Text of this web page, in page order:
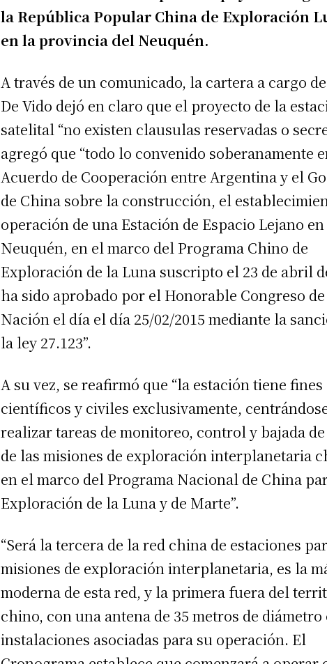
la República Popular China de Exploración
en la provincia del Neuquén.
A través de un comunicado, la cartera a cargo
De Vido dejó en claro que el proyecto de la
satelital “no existen clausulas reservadas o
agregó que “todo lo convenido soberanamente
Acuerdo de Cooperación entre Argentina y el
de China sobre la construcción, el
operación de una Estación de Espacio Lejano en
Neuquén, en el marco del Programa Chino de
Exploración de la Luna suscripto el 23 de abril
ha sido aprobado por el Honorable Congreso
Nación el día el día 25/02/2015 mediante la
la ley 27.123”.
A su vez, se reafirmó que “la estación tiene fines
científicos y civiles exclusivamente,
realizar tareas de monitoreo, control y bajada
de las misiones de exploración interplanetaria
en el marco del Programa Nacional de China
Exploración de la Luna y de Marte”.
“Será la tercera de la red china de estaciones
misiones de exploración interplanetaria, es la
moderna de esta red, y la primera fuera del
chino, con una antena de 35 metros de diámetro
instalaciones asociadas para su operación. El